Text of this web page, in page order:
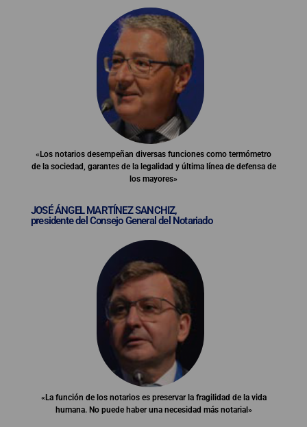
«Los notarios desempeñan diversas funciones como termómetro
de la sociedad, garantes de la legalidad y última línea de defensa de
los mayores»
JOSÉ ÁNGEL MARTÍNEZ SANCHIZ,
presidente del Consejo General del Notariado
«La función de los notarios es preservar la fragilidad de la vida
humana. No puede haber una necesidad más notarial»